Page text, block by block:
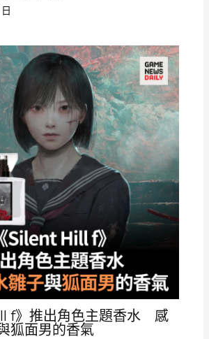
f》推出角色主題香水 感
狐面男的香氣